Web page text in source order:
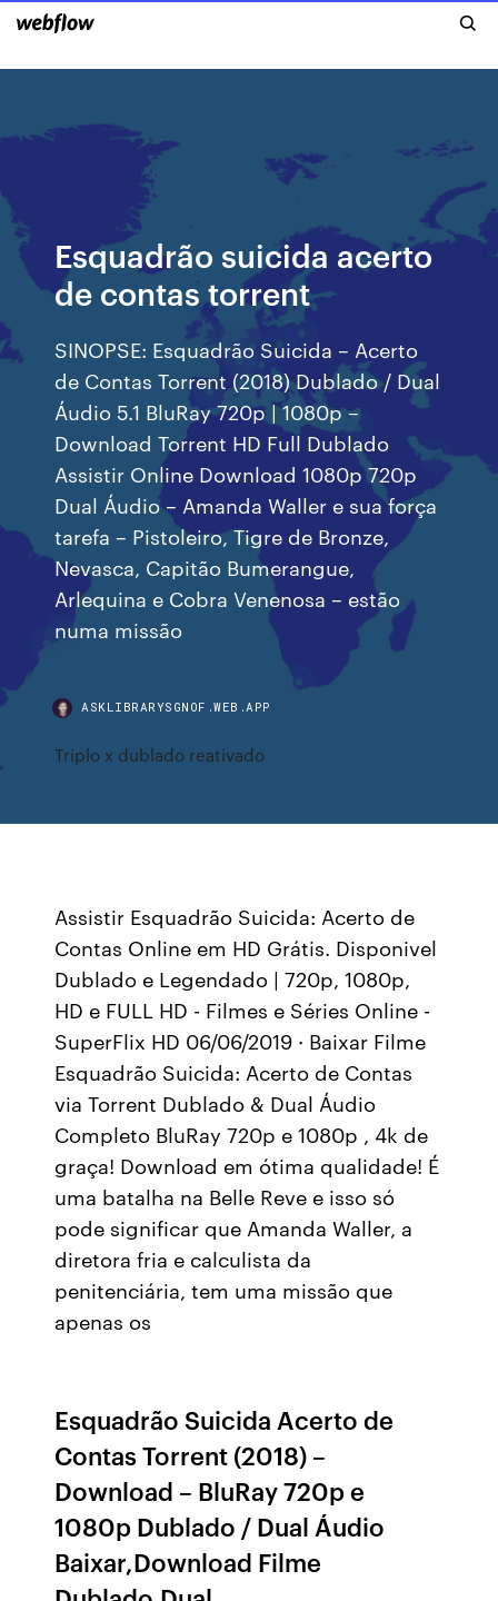
Esquadrão suicida acerto
de contas torrent
SINOPSE: Esquadrão Suicida – Acerto
de Contas Torrent (2018) Dublado / Dual
Áudio 5.1 BluRay 720p | 1080p –
Download Torrent HD Full Dublado
Assistir Online Download 1080p 720p
Dual Áudio – Amanda Waller e sua força
tarefa – Pistoleiro, Tigre de Bronze,
Nevasca, Capitão Bumerangue,
Arlequina e Cobra Venenosa – estão
numa missão
ASKLIBRARYSGNOF.WEB.APP
Triplo x dublado reativado
Assistir Esquadrão Suicida: Acerto de
Contas Online em HD Grátis. Disponivel
Dublado e Legendado | 720p, 1080p,
HD e FULL HD - Filmes e Séries Online -
SuperFlix HD 06/06/2019 · Baixar Filme
Esquadrão Suicida: Acerto de Contas
via Torrent Dublado & Dual Áudio
Completo BluRay 720p e 1080p , 4k de
graça! Download em ótima qualidade! É
uma batalha na Belle Reve e isso só
pode significar que Amanda Waller, a
diretora fria e calculista da
penitenciária, tem uma missão que
apenas os
Esquadrão Suicida Acerto de
Contas Torrent (2018) –
Download – BluRay 720p e
1080p Dublado / Dual Áudio
Baixar,Download Filme